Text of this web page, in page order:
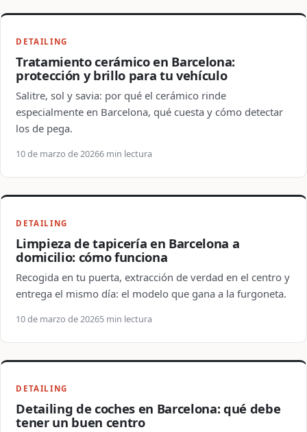
DETAILING
Tratamiento cerámico en Barcelona:
protección y brillo para tu vehículo
Salitre, sol y savia: por qué el cerámico rinde
especialmente en Barcelona, qué cuesta y cómo detectar
los de pega.
10 de marzo de 20266 min lectura
DETAILING
Limpieza de tapicería en Barcelona a
domicilio: cómo funciona
Recogida en tu puerta, extracción de verdad en el centro y
entrega el mismo día: el modelo que gana a la furgoneta.
10 de marzo de 20265 min lectura
DETAILING
Detailing de coches en Barcelona: qué debe
tener un buen centro